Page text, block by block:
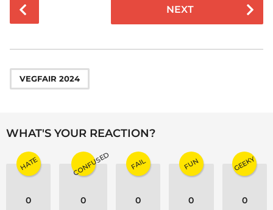
o
t
P
n
NEXT
VEGFAIR 2024
WHAT'S YOUR REACTION?
HATE
0
CONFUSED
0
FAIL
0
FUN
0
GEEKY
0